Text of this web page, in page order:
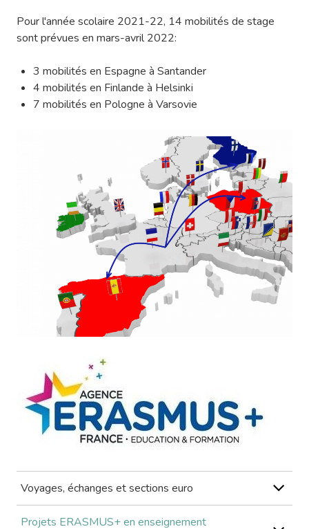
Pour l'année scolaire 2021-22, 14 mobilités de stage
sont prévues en mars-avril 2022:
3 mobilités en Espagne à Santander
4 mobilités en Finlande à Helsinki
7 mobilités en Pologne à Varsovie
Voyages, échanges et sections euro
Projets ERASMUS+ en enseignement